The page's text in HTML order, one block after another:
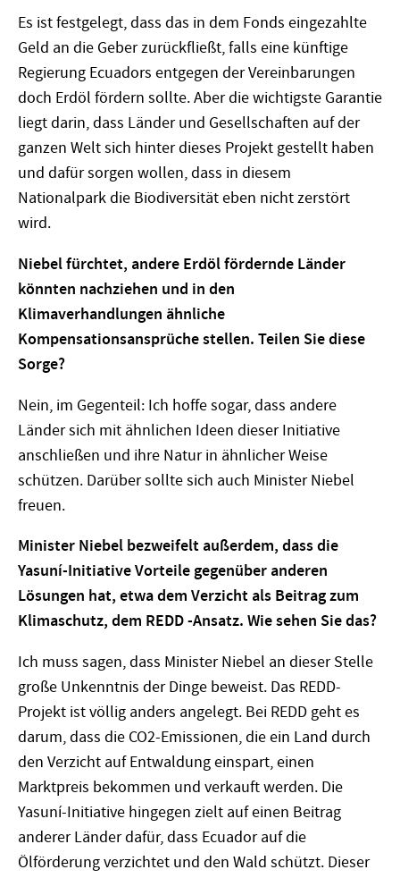
Es ist festgelegt, dass das in dem Fonds eingezahlte
Geld an die Geber zurückfließt, falls eine künftige
Regierung Ecuadors entgegen der Vereinbarungen
doch Erdöl fördern sollte. Aber die wichtigste Garantie
liegt darin, dass Länder und Gesellschaften auf der
ganzen Welt sich hinter dieses Projekt gestellt haben
und dafür sorgen wollen, dass in diesem
Nationalpark die Biodiversität eben nicht zerstört
wird.
Niebel fürchtet, andere Erdöl fördernde Länder
könnten nachziehen und in den
Klimaverhandlungen ähnliche
Kompensationsansprüche stellen. Teilen Sie diese
Sorge?
Nein, im Gegenteil: Ich hoffe sogar, dass andere
Länder sich mit ähnlichen Ideen dieser Initiative
anschließen und ihre Natur in ähnlicher Weise
schützen. Darüber sollte sich auch Minister Niebel
freuen.
Minister Niebel bezweifelt außerdem, dass die
Yasuní-Initiative Vorteile gegenüber anderen
Lösungen hat, etwa dem Verzicht als Beitrag zum
Klimaschutz, dem REDD -Ansatz. Wie sehen Sie das?
Ich muss sagen, dass Minister Niebel an dieser Stelle
große Unkenntnis der Dinge beweist. Das REDD-
Projekt ist völlig anders angelegt. Bei REDD geht es
darum, dass die CO2-Emissionen, die ein Land durch
den Verzicht auf Entwaldung einspart, einen
Marktpreis bekommen und verkauft werden. Die
Yasuní-Initiative hingegen zielt auf einen Beitrag
anderer Länder dafür, dass Ecuador auf die
Ölförderung verzichtet und den Wald schützt. Dieser